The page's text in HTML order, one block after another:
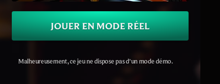
JOUER EN MODE RÉEL
Malheureusement, ce jeu ne dispose pas d'un mode démo.